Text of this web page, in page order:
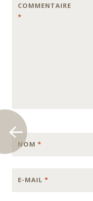
COMMENTAIRE
*
NOM *
E-MAIL *